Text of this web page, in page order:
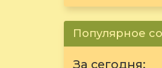
Популярное
За сегодня: